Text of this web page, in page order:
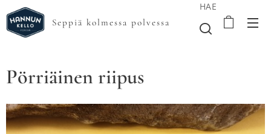
Seppiä kolmessa polvessa
HAE
Pörriäinen riipus